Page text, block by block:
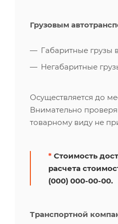
Грузовым
Габаритные грузы
Негабаритные
Осуществляется до
Внимательно
товарному виду не
* Стоимость
расчета
(000) 000-00-00.
Транспортной